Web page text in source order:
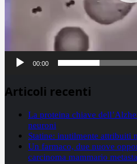
00:00
Articoli recenti
La proteina chiave
neuroni
Statine: inutilmente attribuiti
Un farmaco, due nuove
carcinoma mammario